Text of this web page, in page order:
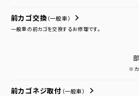
前カゴ交換 （一般車）
一般車の前カゴを交換するお修理です。
※カ
前カゴネジ取付 （一般車）